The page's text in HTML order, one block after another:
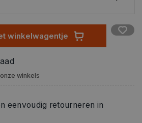
winkelwagentje
winkels
eenvoudig retourneren in